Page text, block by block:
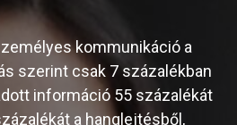
kommunikáció a
szerint csak 7 százalékban
információ 55 százalékát
a hanglejtésből,